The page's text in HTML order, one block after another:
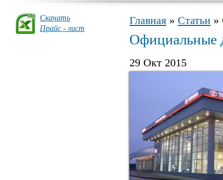
Скачать
Прайс - лист
Вы здесь
Главная » Статьи »
Официальные
29 Окт 2015